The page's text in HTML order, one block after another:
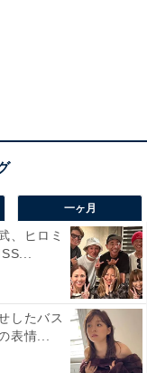
一ヶ月
、ヒロミ
したバス
表情...